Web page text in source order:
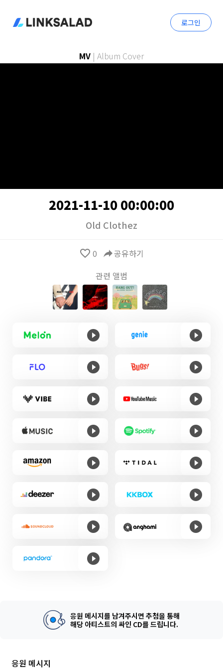
로그인
MV | Album Cover
2021-11-10 00:00:00
Old Clothez
favorite_border 0 reply공유하기
관련 앨범
응원 메시지를 남겨주시면 추첨을 통해
해당 아티스트의 싸인 CD를 드립니다.
응원 메시지